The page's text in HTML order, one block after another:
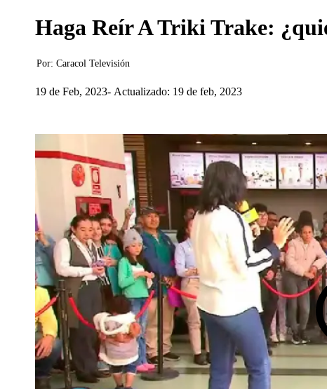
Haga Reír A Triki Trake:
Por: Caracol Televisión
19 de Feb, 2023 Actualizado: 19 de feb, 2023